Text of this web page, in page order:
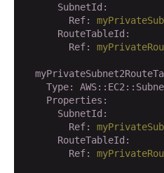
      SubnetId:
        Ref:
      RouteTableId:
        Ref:
    Type:
    Properties:
      SubnetId:
        Ref:
      RouteTableId:
        Ref: